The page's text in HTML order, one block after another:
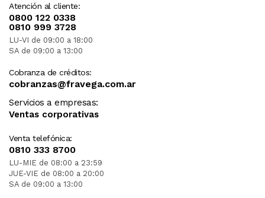
Atención al cliente:
0800 122 0338
0810 999 3728
LU-VI de 09:00 a 18:00
SA de 09:00 a 13:00
Cobranza de créditos:
cobranzas@fravega.com.ar
Servicios a empresas:
Ventas corporativas
Venta telefónica:
0810 333 8700
LU-MIE de 08:00 a 23:59
JUE-VIE de 08:00 a 20:00
SA de 09:00 a 13:00